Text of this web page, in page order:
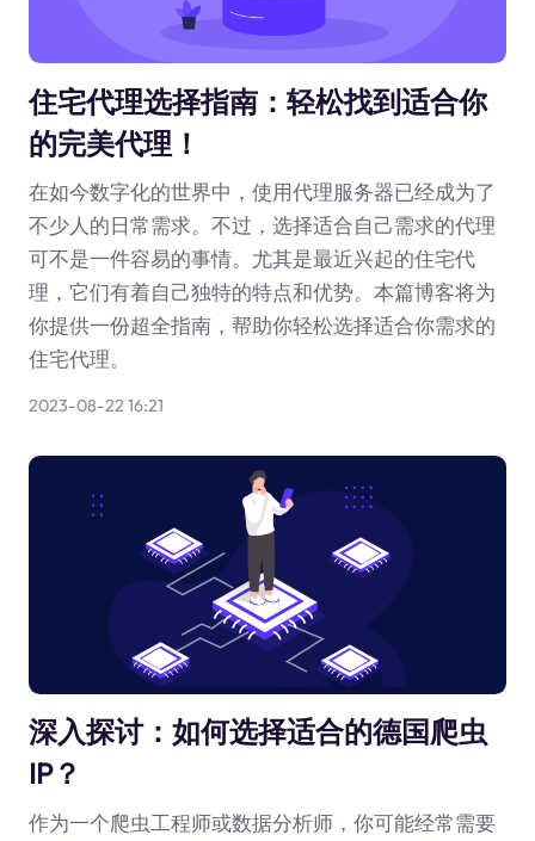
住宅代理选择指南：轻松找到适合你
的完美代理！
在如今数字化的世界中，使用代理服务器已经成为了
不少人的日常需求。不过，选择适合自己需求的代理
可不是一件容易的事情。尤其是最近兴起的住宅代
理，它们有着自己独特的特点和优势。本篇博客将为
你提供一份超全指南，帮助你轻松选择适合你需求的
住宅代理。
2023-08-22 16:21
深入探讨：如何选择适合的德国爬虫
IP？
作为一个爬虫工程师或数据分析师，你可能经常需要